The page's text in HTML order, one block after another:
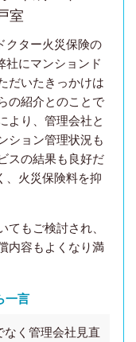
室
クター火災保険の
社にマンションド
だいたきっかけは
の紹介とのことで
より、管理会社と
ション管理状況も
スの結果も良好だ
、火災保険料を抑
もご検討され、
内容もよくなり満
一言
なく管理会社見直